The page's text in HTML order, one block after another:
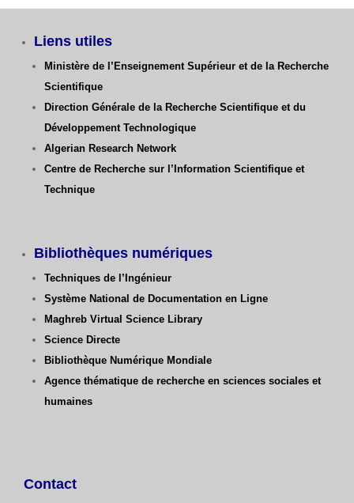
Liens utiles
Ministère de l’Enseignement Supérieur et de la Recherche
Scientifique
Direction Générale de la Recherche Scientifique et du
Développement Technologique
Algerian Research Network
Centre de Recherche sur l’Information Scientifique et
Technique
Bibliothèques numériques
Techniques de l’Ingénieur
Système National de Documentation en Ligne
Maghreb Virtual Science Library
Science Directe
Bibliothèque Numérique Mondiale
Agence thématique de recherche en sciences sociales et
humaines
Contact